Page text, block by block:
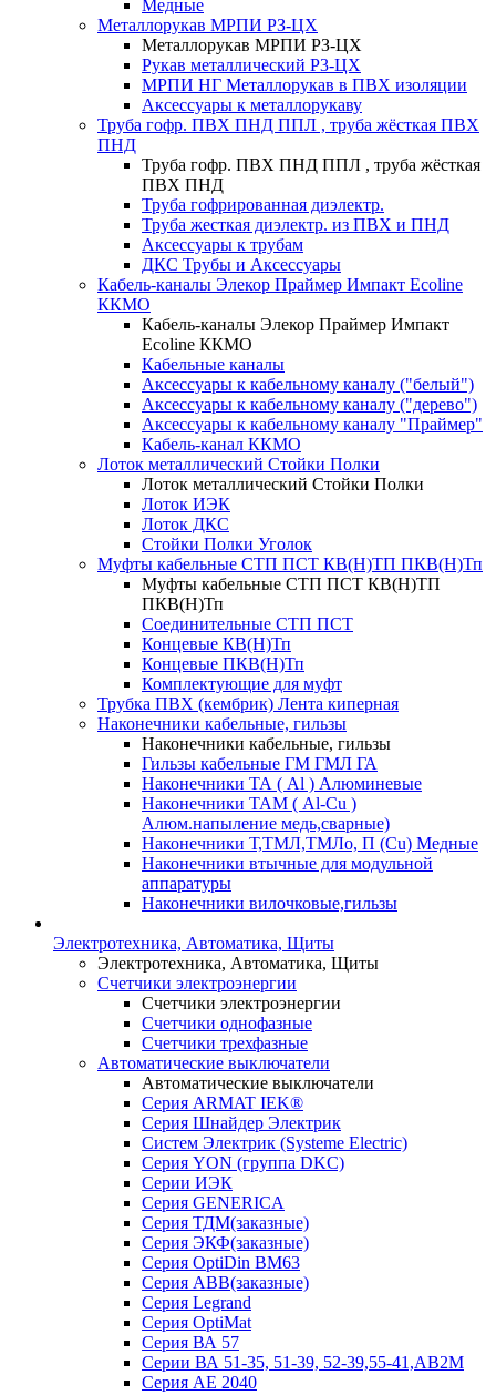
Медные
Металлорукав МРПИ РЗ-ЦХ
Металлорукав МРПИ РЗ-ЦХ
Рукав металлический Р3-ЦХ
МРПИ НГ Металлорукав в ПВХ изоляции
Аксессуары к металлорукаву
Труба гофр. ПВХ ПНД ППЛ , труба жёсткая ПВХ
ПНД
Труба гофр. ПВХ ПНД ППЛ , труба жёсткая
ПВХ ПНД
Труба гофрированная диэлектр.
Труба жесткая диэлектр. из ПВХ и ПНД
Аксессуары к трубам
ДКС Трубы и Аксессуары
Кабель-каналы Элекор Праймер Импакт Ecoline
ККМО
Кабель-каналы Элекор Праймер Импакт
Ecoline ККМО
Кабельные каналы
Аксессуары к кабельному каналу ("белый")
Аксессуары к кабельному каналу ("дерево")
Аксессуары к кабельному каналу "Праймер"
Кабель-канал ККМО
Лоток металлический Стойки Полки
Лоток металлический Стойки Полки
Лоток ИЭК
Лоток ДКС
Стойки Полки Уголок
Муфты кабельные СТП ПСТ КВ(Н)ТП ПКВ(Н)Тп
Муфты кабельные СТП ПСТ КВ(Н)ТП
ПКВ(Н)Тп
Соединительные СТП ПСТ
Концевые КВ(Н)Тп
Концевые ПКВ(Н)Тп
Комплектующие для муфт
Трубка ПВХ (кембрик) Лента киперная
Наконечники кабельные, гильзы
Наконечники кабельные, гильзы
Гильзы кабельные ГМ ГМЛ ГА
Наконечники ТА ( Al ) Алюминевые
Наконечники ТАМ ( Al-Cu )
Алюм.напыление медь,сварные)
Наконечники Т,ТМЛ,ТМЛо, П (Cu) Медные
Наконечники втычные для модульной
аппаратуры
Наконечники вилочковые,гильзы
Электротехника, Автоматика, Щиты
Электротехника, Автоматика, Щиты
Счетчики электроэнергии
Счетчики электроэнергии
Счетчики однофазные
Счетчики трехфазные
Автоматические выключатели
Автоматические выключатели
Серия ARMAT IEK®
Серия Шнайдер Электрик
Систем Электрик (Systeme Electric)
Серия YON (группа DKC)
Серии ИЭК
Серия GENERICA
Серия ТДМ(заказные)
Серия ЭКФ(заказные)
Серия OptiDin BM63
Серия АВВ(заказные)
Серия Legrand
Серия OptiMat
Серия ВА 57
Серии ВА 51-35, 51-39, 52-39,55-41,АВ2М
Серия АЕ 2040